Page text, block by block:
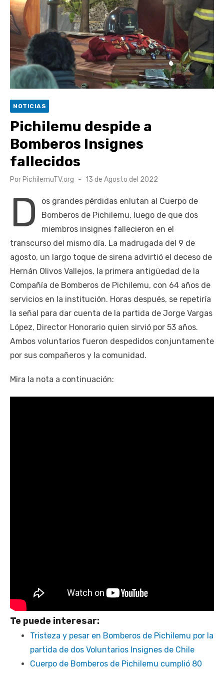
escuela comunitaria
Cóctel de Sábado: Emprendimiento y floricultura con María
Lina Fermandois y Luis Polanco
Seis comunas de O’Higgins inician la construcción
participativa del Plan Local de Restauración del Secano
Costero Nilahue
segunda clasificatoria
Retrospectiva 2026 | Capítulo 03: lessons on flight – Cecilia
Araneda
NOTICIAS
Pichilemu despide a
Bomberos Insignes
fallecidos
Por PichilemuTV.org
Publicado
13 de Agosto del 2022
D
os grandes pérdidas enlutan al Cuerpo de
Bomberos de Pichilemu, luego de que dos
miembros insignes fallecieron en el
transcurso del mismo día. La madrugada del 9 de
agosto, un largo toque de sirena advirtió el deceso de
Hernán Olivos Vallejos, la primera antigüedad de la
Compañía de Bomberos de Pichilemu, con 64 años de
servicios en la institución. Horas después, se repetiría
la señal para dar cuenta de la partida de Jorge Vargas
López, Director Honorario quien sirvió por 53 años.
Ambos voluntarios fueron despedidos conjuntamente
por sus compañeros y la comunidad.
Mira la nota a continuación:
Te puede interesar:
Tristeza y pesar en Bomberos de Pichilemu por la
partida de dos Voluntarios Insignes de Chile
Cuerpo de Bomberos de Pichilemu cumplió 80